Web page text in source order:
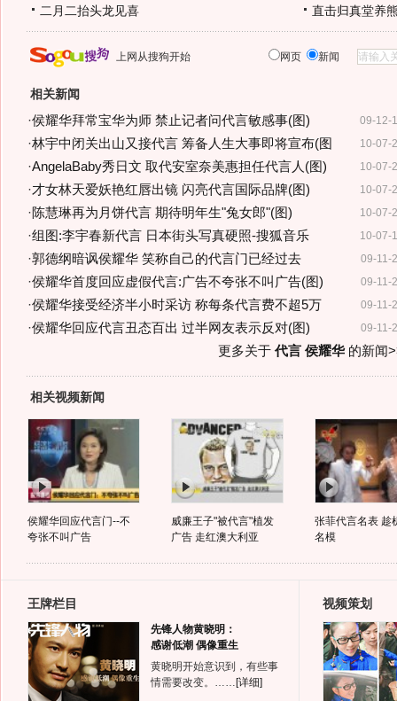
二月二抬头龙见喜 直击归真堂养
上网从搜狗开始 网页 新闻
相关新闻
09-12-
·侯耀华拜常宝华为师 禁止记者问代言敏感事(图)
10-07-
·林宇中闭关出山又接代言 筹备人生大事即将宣布(图
10-07-
·AngelaBaby秀日文 取代安室奈美惠担任代言人(图)
10-07-
·才女林天爱妖艳红唇出镜 闪亮代言国际品牌(图)
10-07-
·陈慧琳再为月饼代言 期待明年生"兔女郎"(图)
10-07-
·组图:李宇春新代言 日本街头写真硬照-搜狐音乐
09-11-
·郭德纲暗讽侯耀华 笑称自己的代言门已经过去
09-11-
·侯耀华首度回应虚假代言:广告不夸张不叫广告(图)
09-11-
·侯耀华接受经济半小时采访 称每条代言费不超5万
09-11-
·侯耀华回应代言丑态百出 过半网友表示反对(图)
更多关于 代言 侯耀华的新闻
相关视频新闻
侯耀华回应代言门--不
夸张不叫广告
威廉王子"被代言"植发
广告 走红澳大利亚
张菲代言名表 趁
名模
王牌栏目
先锋人物黄晓明：
感谢低潮 偶像重生
黄晓明开始意识到，有些事
情需要改变。…… [详细]
视频策划